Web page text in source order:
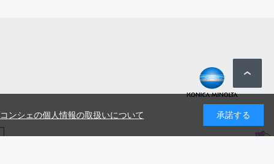
ンシェの個人情報の取扱いについて 承諾する